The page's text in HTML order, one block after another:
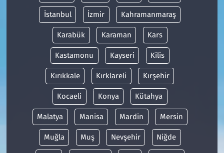
İstanbul İzmir Kahramanmaraş
Karabük Karaman Kars
Kastamonu Kayseri Kilis
Kırıkkale Kırklareli Kırşehir
Kocaeli Konya Kütahya
Malatya Manisa Mardin Mersin
Muğla Muş Nevşehir Niğde